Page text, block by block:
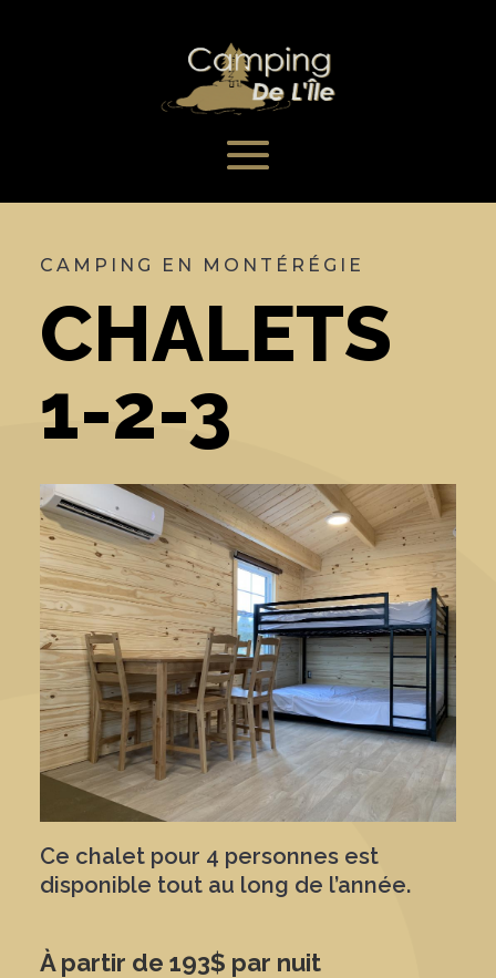
CAMPING EN MONTÉRÉGIE
CHALETS
1-2-3
Ce chalet pour 4 personnes est
disponible tout au long de l’année.
À partir de 193$ par nuit